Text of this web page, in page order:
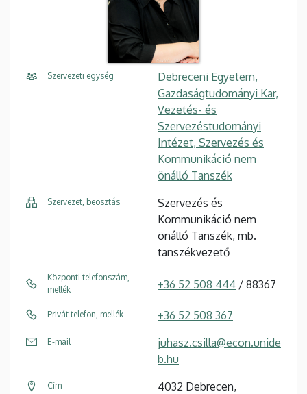
Szervezeti egység
Debreceni Egyetem,
Gazdaságtudományi Kar,
Vezetés- és
Szervezéstudományi
Intézet, Szervezés és
Kommunikáció nem
önálló Tanszék
Szervezet, beosztás
Szervezés és
Kommunikáció nem
önálló Tanszék, mb.
tanszékvezető
Központi telefonszám,
mellék
+36 52 508 444 / 88367
Privát telefon, mellék +36 52 508 367
E-mail
juhasz.csilla@econ.unide
b.hu
Cím
4032 Debrecen,